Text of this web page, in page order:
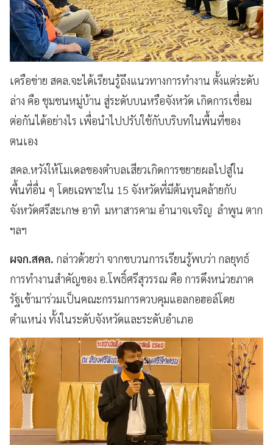
เครือข่าย สคล.จะได้เรียนรู้ถึงแนวทางการทำงาน ตั้งแต่ระดับ
ล่าง คือ ชุมชนหมู่บ้าน สู่ระดับบนหรือจังหวัด เกิดการเชื่อม
ต่อกันได้อย่างไร เพื่อนำไปปรับใช้กับบริบทในพื้นที่ของ
ตนเอง
สคล.หวังให้โมเดลของตำบลเสียวเกิดการขยายผลไปสู่ใน
พื้นที่อื่น ๆ โดยเฉพาะใน 15 จังหวัดที่มีต้นทุนคล้ายกับ
จังหวัดศรีสะเกษ อาทิ มหาสารคาม อำนาจเจริญ ลำพูน ตาก
ฯลฯ
ผจก.สคล. กล่าวด้วยว่า จากขบวนการเรียนรู้พบว่า กลยุทธ์
การทำงานสำคัญของ อ.โพธิ์ศรีสุวรรณ คือ การดึงหน่วยภาค
รัฐเข้ามาร่วมเป็นคณะกรรมการควบคุมแอลกอฮอล์โดย
ตำแหน่ง ทั้งในระดับจังหวัดและระดับอำเภอ